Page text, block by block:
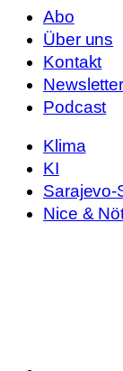
Abo
Über uns
Kontakt
Newsletter
Podcast
Klima
KI
Sarajevo-
Nice &